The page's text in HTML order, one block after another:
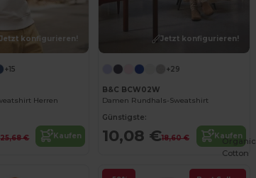
Jetzt konfigurieren!
+15
Herren
25,68 € Kaufen
Jetzt konfigurieren!
+29
B&C BCW02W
Damen Rundhals-Sweatshirt
Günstigste:
10,08 €18,60 € Kaufen
Organic
Cotton